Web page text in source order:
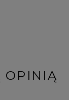
OPINIĄ